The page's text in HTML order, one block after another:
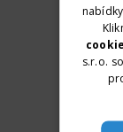
s.r.o.